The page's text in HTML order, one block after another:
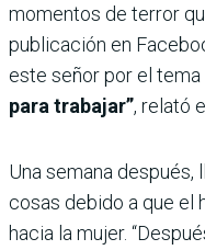
momentos de terror
publicación en
este señor por el
para trabajar”, relató
Una semana
cosas debido a que el
hacia la mujer.